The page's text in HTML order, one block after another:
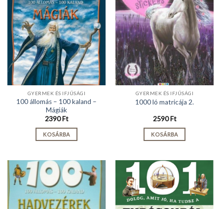
GYERMEK ÉS IFJÚSÁGI
100 állomás – 100 kaland –
Mágiák
2390Ft
KOSÁRBA
GYERMEK ÉS IFJÚSÁGI
1000 ló matricája 2.
2590Ft
KOSÁRBA